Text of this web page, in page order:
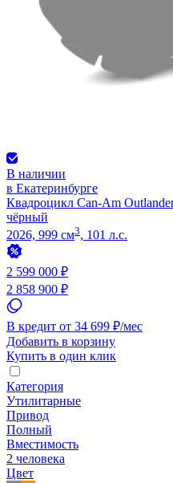
В наличии
в Екатеринбурге
Квадроцикл Can-Am
чёрный
2026, 999 см3, 101 л.с.
2 599 000 ₽
2 858 900 ₽
В кредит от 34 699 ₽/мес
Добавить в корзину
Купить в один клик
Категория
Утилитарные
Привод
Полный
Вместимость
2 человека
Цвет